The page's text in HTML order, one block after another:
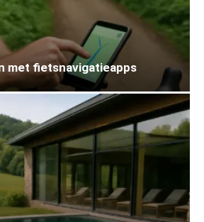
met fietsnavigatieapps